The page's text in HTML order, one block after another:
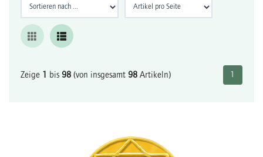
Zeige 1 bis 98 (von insgesamt 98 Artikeln) 1